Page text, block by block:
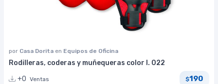
por Casa Dorita en Equipos de Oficina
Rodilleras, coderas y muñequeras color I. 022
+0 Ventas $190